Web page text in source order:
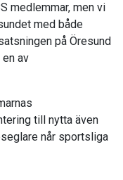
medlemmar, men vi
med både
på Öresund
av
till nytta även
når sportsliga